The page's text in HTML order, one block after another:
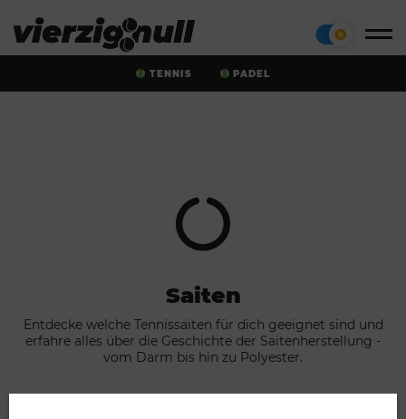
TENNIS PADEL
Saiten
Entdecke welche Tennissaiten für dich geeignet sind und
erfahre alles über die Geschichte der Saitenherstellung -
vom Darm bis hin zu Polyester.